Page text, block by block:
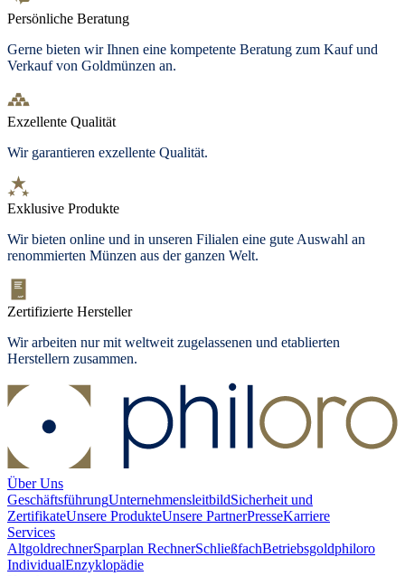
Persönliche Beratung
Gerne bieten wir Ihnen eine kompetente Beratung zum Kauf und
Verkauf von Goldmünzen an.
Exzellente Qualität
Wir garantieren exzellente Qualität.
Exklusive Produkte
Wir bieten online und in unseren Filialen eine gute Auswahl an
renommierten Münzen aus der ganzen Welt.
Zertifizierte Hersteller
Wir arbeiten nur mit weltweit zugelassenen und etablierten
Herstellern zusammen.
Über Uns
GeschäftsführungUnternehmensleitbildSicherheit und
ZertifikateUnsere ProdukteUnsere PartnerPresseKarriere
Services
AltgoldrechnerSparplan RechnerSchließfachBetriebsgoldphiloro
IndividualEnzyklopädie